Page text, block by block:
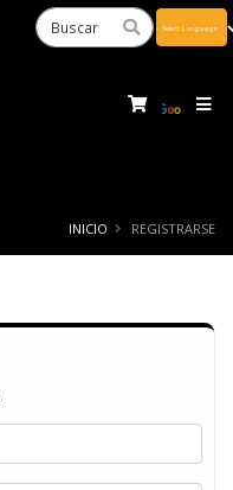
INICIO REGISTRARSE